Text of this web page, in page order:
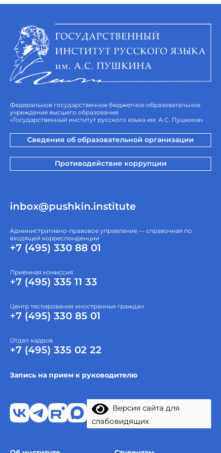
Федеральное государственное бюджетное образовательное
учреждение высшего образования
«Государственный институт русского языка им. А.С. Пушкина»
Сведения об образовательной организации
Противодействие коррупции
inbox@pushkin.institute
Административно-правовое управление — справочная по
входящей корреспонденции
+7 (495) 330 88 01
Приёмная комиссия
+7 (495) 335 11 33
Центр тестирования иностранных граждан
+7 (495) 330 85 01
Отдел кадров
+7 (495) 335 02 22
Запись на прием к руководителю
Версия сайта для
слабовидящих